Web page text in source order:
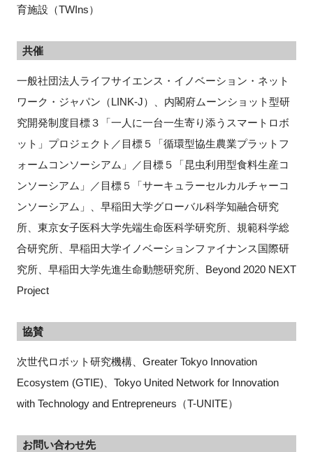
育施設（TWIns）
共催
一般社団法人ライフサイエンス・イノベーション・ネット
ワーク・ジャパン（LINK-J）、内閣府ムーンショット型研
究開発制度目標３「一人に一台一生寄り添うスマートロボ
ット」プロジェクト／目標５「循環型協生農業プラットフ
ォームコンソーシアム」／目標５「昆虫利用型食料生産コ
ンソーシアム」／目標５「サーキュラーセルカルチャーコ
ンソーシアム」、早稲田大学グローバル科学知融合研究
所、東京女子医科大学先端生命医科学研究所、規範科学総
合研究所、早稲田大学イノベーションファイナンス国際研
究所、早稲田大学先進生命動態研究所、Beyond 2020 NEXT
Project
協賛
次世代ロボット研究機構、Greater Tokyo Innovation
Ecosystem (GTIE)、Tokyo United Network for Innovation
with Technology and Entrepreneurs（T-UNITE）
お問い合わせ先